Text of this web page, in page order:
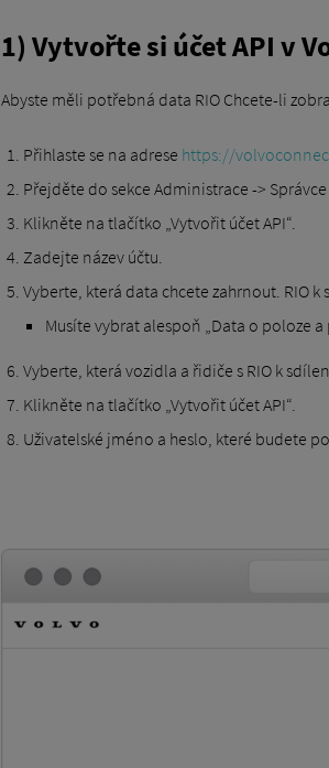
1) Vytvořte si účet API v
Abyste měli potřebná data RIO Chcete-li
Přihlaste se na adrese https://
Přejděte do sekce Administrace -> Správce
Klikněte na tlačítko „Vytvořit účet API“.
Zadejte název účtu.
Vyberte, která data chcete zahrnout. RIO k
Musíte vybrat alespoň „Data o poloze a
Vyberte, která vozidla a řidiče s RIO k
Klikněte na tlačítko „Vytvořit účet API“.
Uživatelské jméno a heslo, které budete